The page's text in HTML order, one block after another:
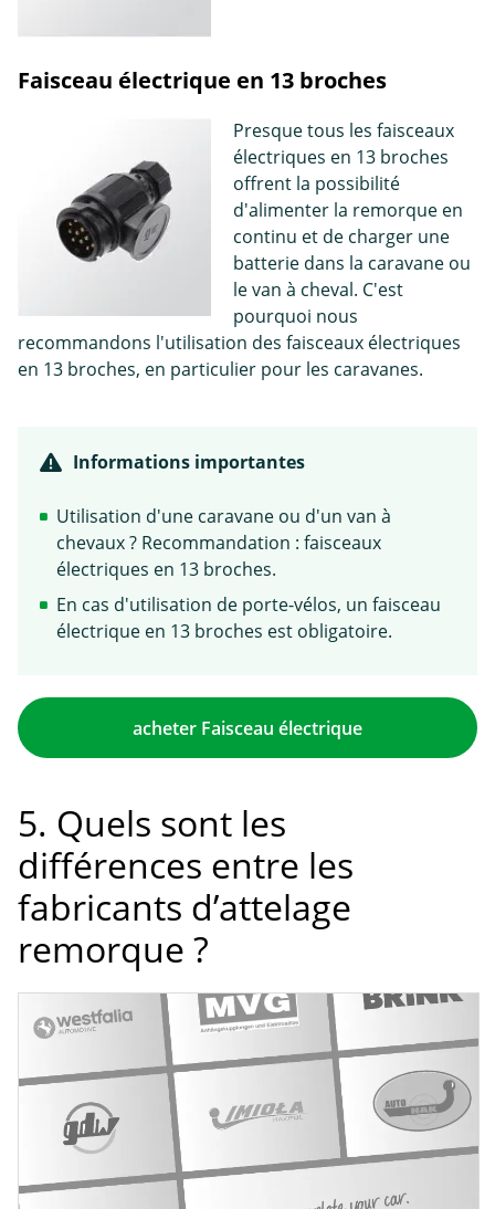
Faisceau électrique en 13 broches
Presque tous les faisceaux
électriques en 13 broches
offrent la possibilité
d'alimenter la remorque en
continu et de charger une
batterie dans la caravane ou
le van à cheval. C'est
pourquoi nous
recommandons l'utilisation des faisceaux électriques
en 13 broches, en particulier pour les caravanes.
Informations importantes
Utilisation d'une caravane ou d'un van à
chevaux ? Recommandation : faisceaux
électriques en 13 broches.
En cas d'utilisation de porte-vélos, un faisceau
électrique en 13 broches est obligatoire.
acheter Faisceau électrique
5. Quels sont les
différences entre les
fabricants d’attelage
remorque ?